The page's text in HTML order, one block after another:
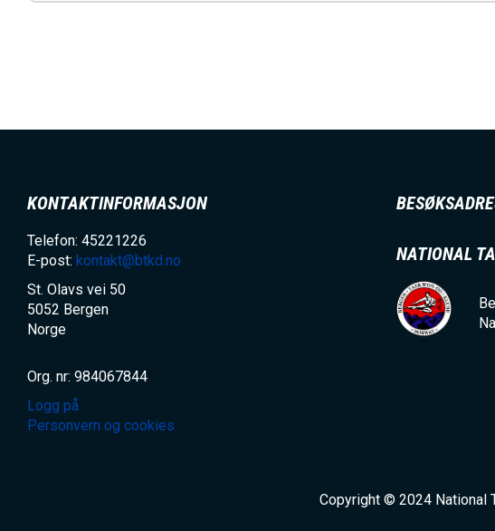
KONTAKTINFORMASJON
Telefon: 45221226
E-post: kontakt@btkd.no
St. Olavs vei 50
5052 Bergen
Norge
Org. nr: 984067844
Logg på
Personvern og cookies
NATIONAL
Copyright © 2024 National